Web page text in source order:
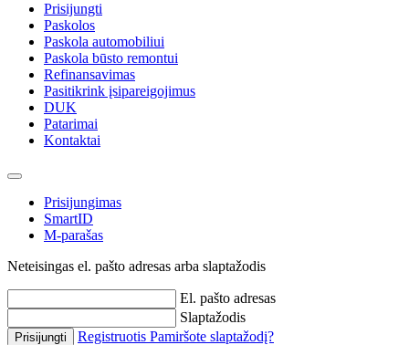
Prisijungti
Paskolos
Paskola automobiliui
Paskola būsto remontui
Refinansavimas
Pasitikrink įsipareigojimus
DUK
Patarimai
Kontaktai
Prisijungimas
SmartID
M-parašas
Neteisingas el. pašto adresas arba slaptažodis
El. pašto adresas
Slaptažodis
Prisijungti Registruotis Pamiršote slaptažodį?